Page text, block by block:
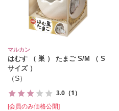
マルカン
はむす （ 巣 ） たまご S/M （ S
サイズ ）
（S）
3.0 （1）
[会員のみ価格公開]